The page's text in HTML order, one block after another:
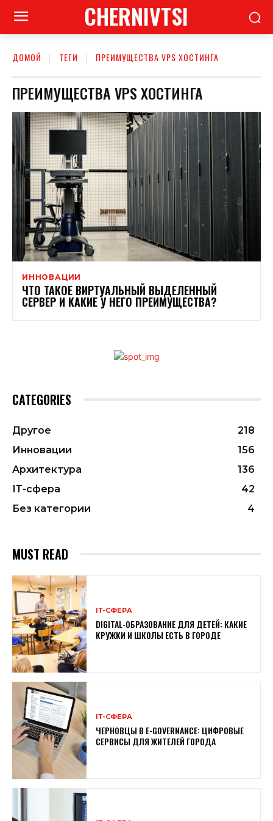
CHERNIVTSI
ДОМОЙ ТЕГИ ПРЕИМУЩЕСТВА VPS ХОСТИНГА
ПРЕИМУЩЕСТВА VPS ХОСТИНГА
ИННОВАЦИИ
ЧТО ТАКОЕ ВИРТУАЛЬНЫЙ ВЫДЕЛЕННЫЙ
СЕРВЕР И КАКИЕ У НЕГО ПРЕИМУЩЕСТВА?
CATEGORIES
Другое
218
Инновации
156
Архитектура
136
ІТ-сфера
42
Без категории
4
MUST READ
ІТ-СФЕРА
DIGITAL-ОБРАЗОВАНИЕ ДЛЯ ДЕТЕЙ: КАКИЕ
КРУЖКИ И ШКОЛЫ ЕСТЬ В ГОРОДЕ
ІТ-СФЕРА
ЧЕРНОВЦЫ В E-GOVERNANCE: ЦИФРОВЫЕ
СЕРВИСЫ ДЛЯ ЖИТЕЛЕЙ ГОРОДА